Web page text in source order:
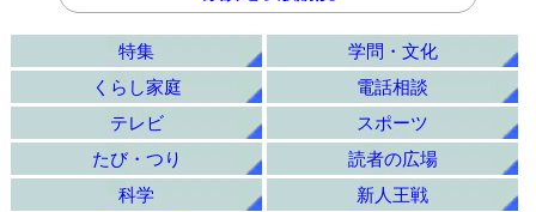
特集
学問・文化
くらし家庭
電話相談
テレビ
スポーツ
たび・つり
読者の広場
科学
新人王戦